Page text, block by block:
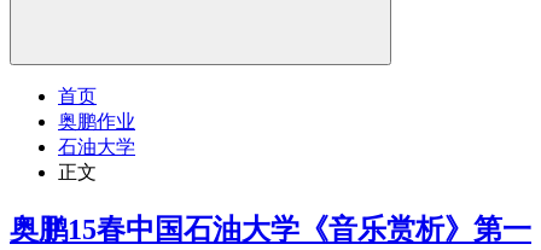
首页
奥鹏作业
石油大学
正文
奥鹏15春中国石油大学《音乐赏析》第一